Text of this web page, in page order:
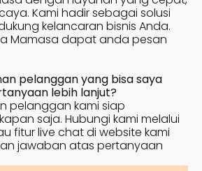
Kami hadir sebagai solusi
kelancaran bisnis Anda.
Mamasa dapat anda pesan
pelanggan yang bisa saya
lebih lanjut?
pelanggan kami siap
saja. Hubungi kami melalui
fitur live chat di website kami
jawaban atas pertanyaan